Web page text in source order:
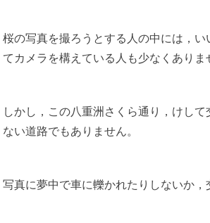
桜の写真を撮ろうとする人の中には，
てカメラを構えている人も少なくありま
しかし，この八重洲さくら通り，けし
ない道路でもありません。
写真に夢中で車に轢かれたりしないか，